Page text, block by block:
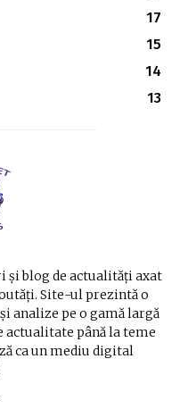
17
15
14
13
și blog de actualități axat
Site-ul prezintă o
analize pe o gamă largă
actualitate până la teme
ca un mediu digital